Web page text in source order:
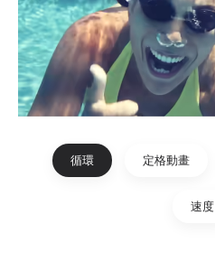
循環 定格動畫
速度